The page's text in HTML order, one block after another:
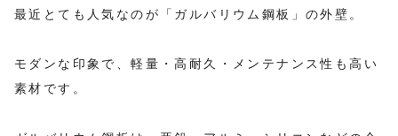
最近とても人気なのが「ガルバリウム鋼板」の外壁。
モダンな印象で、軽量・高耐久・メンテナンス性も高い
素材です。